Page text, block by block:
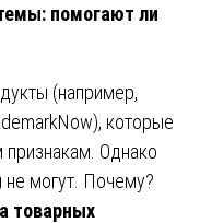
помогают ли
(например,
которые
Однако
не могут. Почему?
товарных